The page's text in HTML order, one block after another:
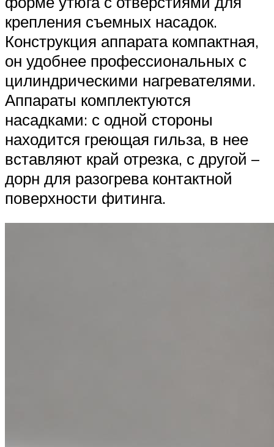
крепления съемных насадок.
Конструкция аппарата компактная,
он удобнее профессиональных с
цилиндрическими нагревателями.
Аппараты комплектуются
насадками: с одной стороны
находится греющая гильза, в нее
вставляют край отрезка, с другой –
дорн для разогрева контактной
поверхности фитинга.